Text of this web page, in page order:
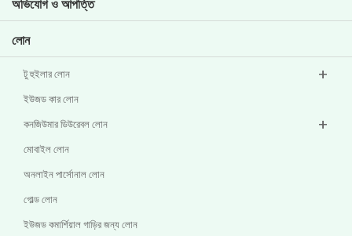
অন্যান্য ডিসক্লোজার
অভিযোগ ও আপত্তি
লোন
টু হুইলার লোন
ইউজড কার লোন
কনজিউমার ডিউরেবল লোন
মোবাইল লোন
অনলাইন পার্সোনাল লোন
গোল্ড লোন
ইউজড কমার্শিয়াল গাড়ির জন্য লোন